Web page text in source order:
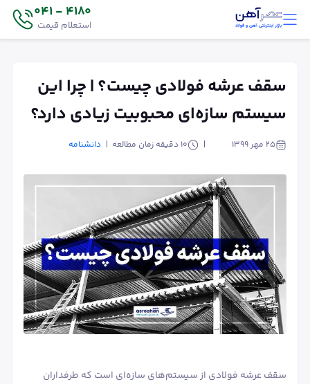
4180 - 041
استعلام قیمت
سقف عرشه فولادی چیست؟ | چرا این
سیستم سازه‌ای محبوبیت زیادی دارد؟
۲۵ مهر ۱۳۹۹ 10 دقیقه زمان مطالعه دانشنامه
سقف عرشه فولادی از سیستم‌های سازه‌ای است که طرفداران